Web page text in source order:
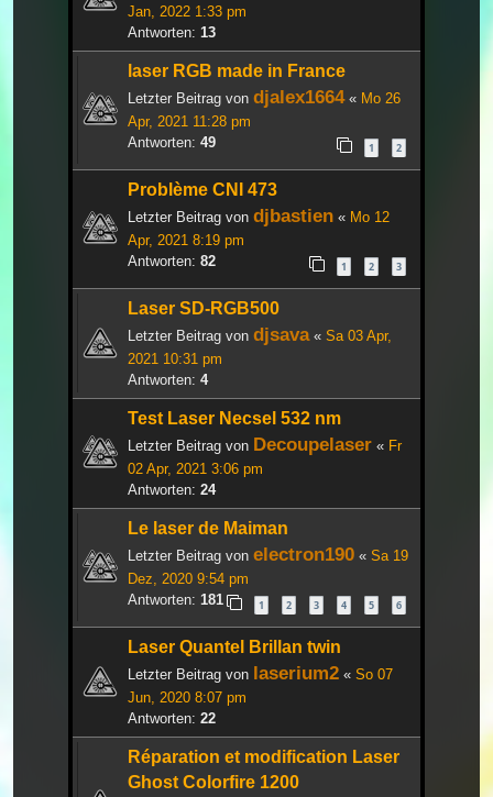
Jan, 2022 1:33 pm
Antworten: 13
laser RGB made in France
Letzter Beitrag von djalex1664« Mo 26
Apr, 2021 11:28 pm
Antworten: 49 1 2
Problème CNI 473
Letzter Beitrag von djbastien « Mo 12
Apr, 2021 8:19 pm
Antworten: 82 1 2 3
Laser SD-RGB500
Letzter Beitrag von djsava« Sa 03 Apr,
2021 10:31 pm
Antworten: 4
Test Laser Necsel 532 nm
Letzter Beitrag von Decoupelaser « Fr
02 Apr, 2021 3:06 pm
Antworten: 24
Le laser de Maiman
Letzter Beitrag von electron190 « Sa 19
Dez, 2020 9:54 pm
Antworten: 181 1 2 3 4 5 6
Laser Quantel Brillan twin
Letzter Beitrag von laserium2 « So 07
Jun, 2020 8:07 pm
Antworten: 22
Réparation et modification Laser
Ghost Colorfire 1200